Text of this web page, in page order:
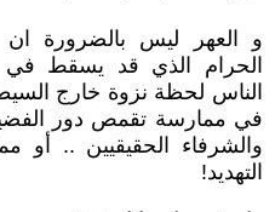
و العهر ليس بالضرورة
الحرام الذي قد يسقط
الناس لحظة نزوة خارج
في ممارسة تقمص دور
والشرفاء الحقيقيين .. أو
التهديد!